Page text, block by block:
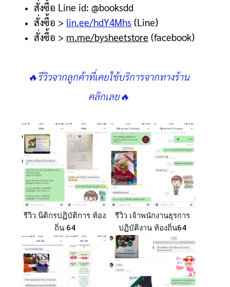
สั่งซื้อ Line id: @booksdd
สั่งซื้อ > lin.ee/hdY4Mhs (Line)
สั่งซื้อ > m.me/bysheetstore (facebook)
🔥รีวิวจากลูกค้าที่เคยใช้บริการจากทางร้าน
คลิกเลย🔥
รีวิว นิติกรปฏิบัติการ ท้อง
ถิ่น 64
รีวิว เจ้าพนักงานธุรการ
ปฏิบัติงาน ท้องถิ่น64